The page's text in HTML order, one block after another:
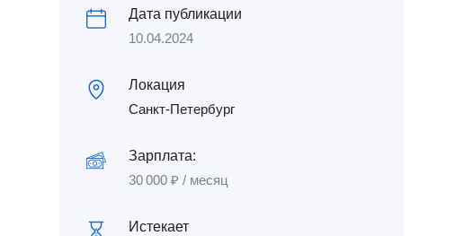
Дата публикации
10.04.2024
Локация
Санкт-Петербург
Зарплата:
30 000 ₽ / месяц
Истекает